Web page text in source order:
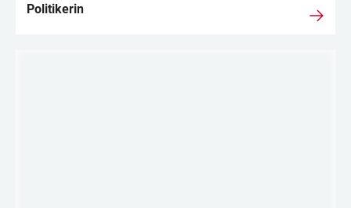
Politikerin